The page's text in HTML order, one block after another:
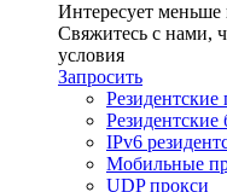
Интересует меньше
Свяжитесь с нами,
условия
Запросить
Резидентские
IPv6
Мобильные
UDP прокси